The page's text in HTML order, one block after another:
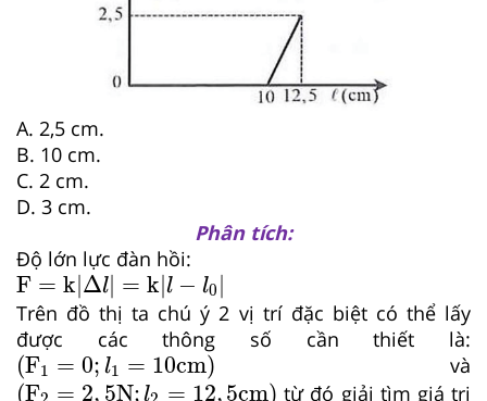
A. 2,5 cm.
B. 10 cm.
C. 2 cm.
D. 3 cm.
Phân tích:
Độ lớn lực đàn hồi:
F = k|Δl| = k|l − l0 |
F= k|Δl|=k|l−l0|
Trên đồ thị ta chú ý 2 vị trí đặc biệt có thể lấy
được các thông số cần thiết là:
(F1 = 0; l1 = 10cm)
F1=0 l1 =10 cm và
(F = 2, 5N; l = 12,5cm)
F2= 5N;l2 =12,5cm
từ đó giải tìm giá trị